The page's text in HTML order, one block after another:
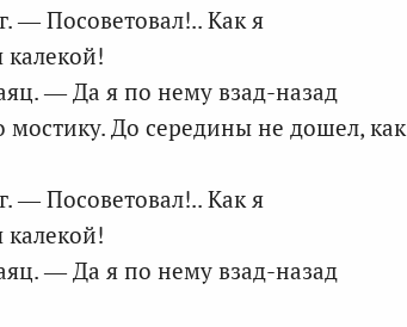
— Посоветовал!.. Как я
калекой!
— Да я по нему взад-назад
До середины не дошел, как
— Посоветовал!.. Как я
калекой!
— Да я по нему взад-назад